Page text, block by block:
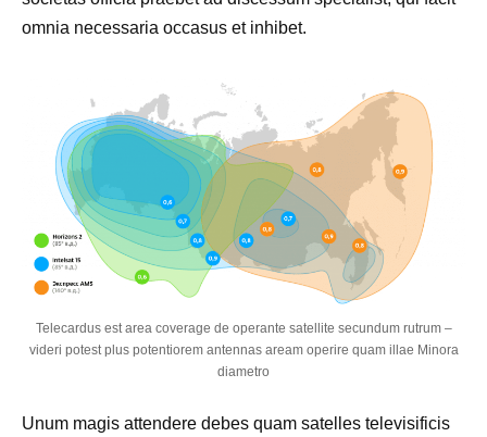
omnia necessaria occasus et inhibet.
Telecardus est area coverage de operante satellite secundum rutrum –
videri potest plus potentiorem antennas aream operire quam illae Minora
diametro
Unum magis attendere debes quam satelles televisificis